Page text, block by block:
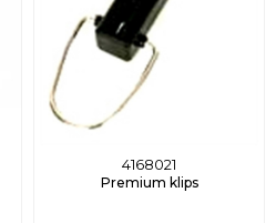
4168021
Premium klips